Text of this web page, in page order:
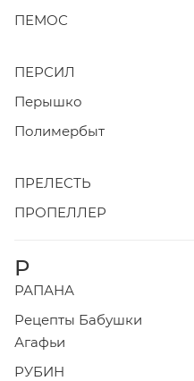
ПЕМОС
ПЕРСИЛ
Перышко
Полимербыт
ПРЕЛЕСТЬ
ПРОПЕЛЛЕР
Р
РАПАНА
Рецепты Бабушки
Агафьи
РУБИН